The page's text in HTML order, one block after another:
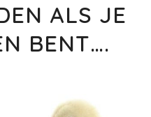
ALS JE
BENT….